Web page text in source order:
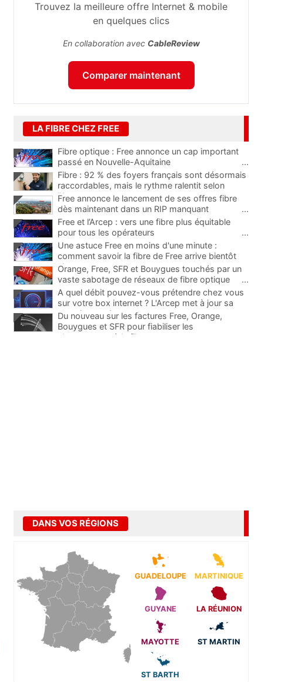
Trouvez la meilleure offre Internet & mobile
en quelques clics
En collaboration avec CableReview
Comparer maintenant
LA FIBRE CHEZ FREE
Fibre optique : Free annonce un cap important
passé en Nouvelle-Aquitaine
...
Fibre : 92 % des foyers français sont désormais
raccordables, mais le rythme ralentit selon
l'Arcep
Free annonce le lancement de ses offres fibre
dès maintenant dans un RIP manquant
...
Free et l’Arcep : vers une fibre plus équitable
pour tous les opérateurs
...
Une astuce Free en moins d'une minute :
comment savoir la fibre de Free arrive bientôt
chez vous
Orange, Free, SFR et Bouygues touchés par un
vaste sabotage de réseaux de fibre optique
...
A quel débit pouvez-vous prétendre chez vous
sur votre box internet ? L'Arcep met à jour sa
carte interactive
Du nouveau sur les factures Free, Orange,
Bouygues et SFR pour fiabiliser les
abonnements à la fibre
DANS VOS RÉGIONS
GUADELOUPE MARTINIQUE
GUYANE LA RÉUNION
MAYOTTE ST MARTIN
ST BARTH